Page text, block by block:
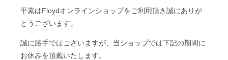
平素はFloydオンラインショップをご利用頂き誠にありが
とうございます。
誠に勝手ではございますが、当ショップでは下記の期間に
お休みを頂戴いたします。